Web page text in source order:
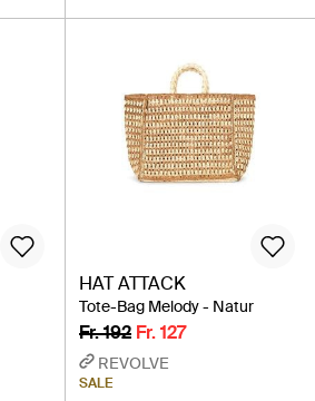
HAT ATTACK
Tote-Bag Melody - Natur
Fr. 192 Fr. 127
REVOLVE
SALE